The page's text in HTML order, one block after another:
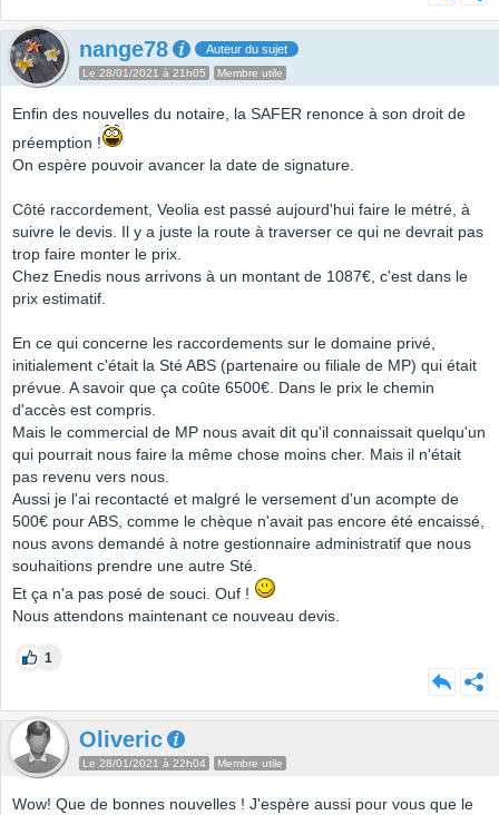
nange78 Auteur du sujet
Le 28/01/2021 à 21h05 Membre utile
Enfin des nouvelles du notaire, la SAFER renonce à son droit de
préemption !
On espère pouvoir avancer la date de signature.
Côté raccordement, Veolia est passé aujourd'hui faire le métré, à
suivre le devis. Il y a juste la route à traverser ce qui ne devrait pas
trop faire monter le prix.
Chez Enedis nous arrivons à un montant de 1087€, c'est dans le
prix estimatif.
En ce qui concerne les raccordements sur le domaine privé,
initialement c'était la Sté ABS (partenaire ou filiale de MP) qui était
prévue. A savoir que ça coûte 6500€. Dans le prix le chemin
d'accès est compris.
Mais le commercial de MP nous avait dit qu'il connaissait quelqu'un
qui pourrait nous faire la même chose moins cher. Mais il n'était
pas revenu vers nous.
Aussi je l'ai recontacté et malgré le versement d'un acompte de
500€ pour ABS, comme le chèque n'avait pas encore été encaissé,
nous avons demandé à notre gestionnaire administratif que nous
souhaitions prendre une autre Sté.
Et ça n'a pas posé de souci. Ouf !
Nous attendons maintenant ce nouveau devis.
1
Oliveric
Le 28/01/2021 à 22h04 Membre utile
Wow! Que de bonnes nouvelles ! J'espère aussi pour vous que le